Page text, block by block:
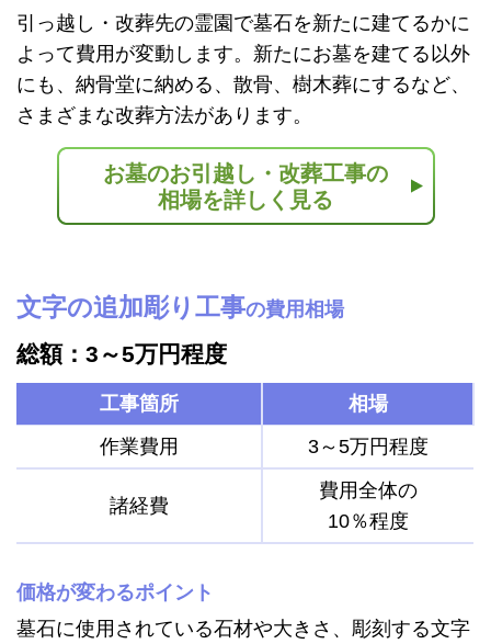
引っ越し・改葬先の霊園で墓石を新たに建てるかに
よって費用が変動します。新たにお墓を建てる以外
にも、納骨堂に納める、散骨、樹木葬にするなど、
さまざまな改葬方法があります。
お墓のお引越し・改葬工事の
相場を詳しく見る
文字の追加彫り工事の費用相場
総額：3～5万円程度
工事箇所
相場
作業費用
3～5万円程度
諸経費
費用全体の
10％程度
価格が変わるポイント
墓石に使用されている石材や大きさ、彫刻する文字